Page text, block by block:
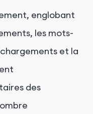
englobant
les mots-
et la
des